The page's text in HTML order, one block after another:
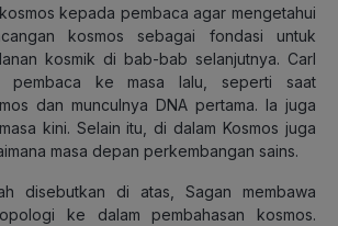
kepada pembaca agar mengetahui
kosmos sebagai fondasi untuk
kosmik di bab-bab selanjutnya. Carl
pembaca ke masa lalu, seperti saat
dan munculnya DNA pertama. Ia juga
kini. Selain itu, di dalam Kosmos juga
masa depan perkembangan sains.
disebutkan di atas, Sagan membawa
ke dalam pembahasan kosmos.